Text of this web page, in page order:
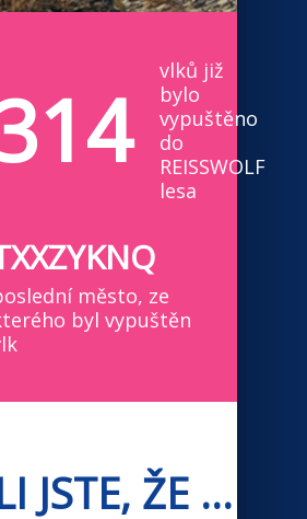
vlků již
bylo
vypuštěno
do
REISSWOLF
lesa
město, ze
byl vypuštěn
JSTE, ŽE ...